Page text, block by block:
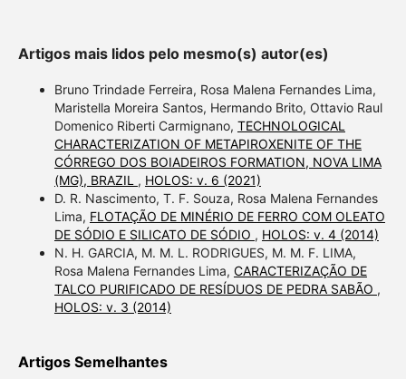
Artigos mais lidos pelo mesmo(s) autor(es)
Bruno Trindade Ferreira, Rosa Malena Fernandes Lima,
Maristella Moreira Santos, Hermando Brito, Ottavio Raul
Domenico Riberti Carmignano, TECHNOLOGICAL
CHARACTERIZATION OF METAPIROXENITE OF THE
CÓRREGO DOS BOIADEIROS FORMATION, NOVA LIMA
(MG), BRAZIL , HOLOS: v. 6 (2021)
D. R. Nascimento, T. F. Souza, Rosa Malena Fernandes
Lima, FLOTAÇÃO DE MINÉRIO DE FERRO COM OLEATO
DE SÓDIO E SILICATO DE SÓDIO , HOLOS: v. 4 (2014)
N. H. GARCIA, M. M. L. RODRIGUES, M. M. F. LIMA,
Rosa Malena Fernandes Lima, CARACTERIZAÇÃO DE
TALCO PURIFICADO DE RESÍDUOS DE PEDRA SABÃO ,
HOLOS: v. 3 (2014)
Artigos Semelhantes